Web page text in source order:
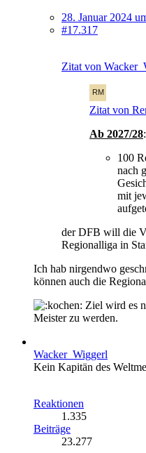
28. Januar 2024
#17.317
Zitat von
Zitat von
Ab 2027/28:
100
nach
mit
der DFB will die
Regionalliga in
Ich hab nirgendwo
können auch die
Ziel wird es
Meister zu werden.
Wacker_Wiggerl
Kein Kapitän des
Reaktionen
1.335
Beiträge
23.277